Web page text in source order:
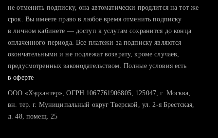
не отменить подписку, она автоматически продлится на тот же
срок. Вы имеете право в любое время отменить подписку
в личном кабинете — доступ к услугам сохранится до конца
оплаченного периода. Все платежи за подписку являются
окончательными и не подлежат возврату, кроме случаев,
предусмотренных законодательством. Полные условия есть
в оферте
ООО «Хэдхантер», ОГРН 1067761906805, 125047, г. Москва,
вн. тер. г. Муниципальный округ Тверской, ул. 2-я Брестская,
д. 48, помещ. 25